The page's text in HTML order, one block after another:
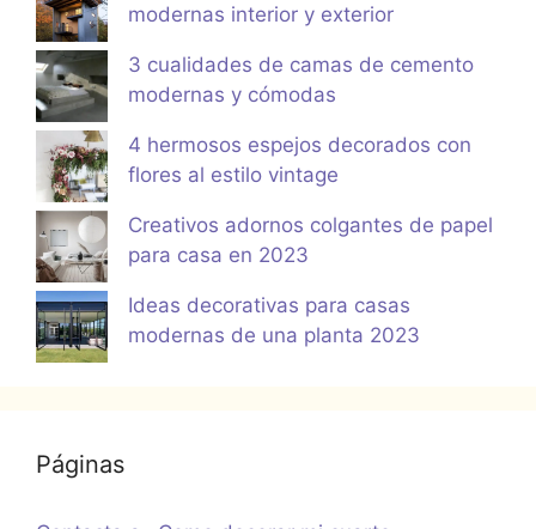
modernas interior y exterior
3 cualidades de camas de cemento
modernas y cómodas
4 hermosos espejos decorados con
flores al estilo vintage
Creativos adornos colgantes de papel
para casa en 2023
Ideas decorativas para casas
modernas de una planta 2023
Páginas